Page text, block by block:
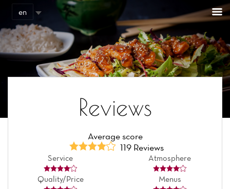
en
Reviews
Average score
119 Reviews
Service Atmosphere
Quality/Price Menus
Cookies management panel